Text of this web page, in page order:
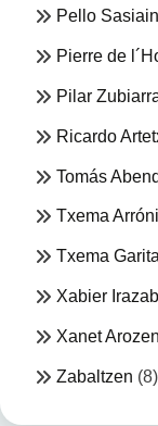
Pello Sasiain
Pierre de
Pilar
Ricardo
Tomás
Txema
Txema
Xabier
Xanet
Zabaltzen (8)